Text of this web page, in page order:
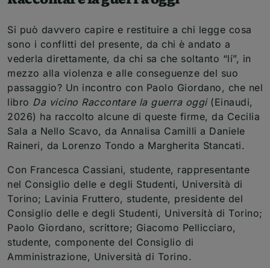
Si può davvero capire e restituire a chi legge cosa
sono i conflitti del presente, da chi è andato a
vederla direttamente, da chi sa che soltanto “lí”, in
mezzo alla violenza e alle conseguenze del suo
passaggio? Un incontro con Paolo Giordano, che nel
libro Da vicino Raccontare la guerra oggi(Einaudi,
2026) ha raccolto alcune di queste firme, da Cecilia
Sala a Nello Scavo, da Annalisa Camilli a Daniele
Raineri, da Lorenzo Tondo a Margherita Stancati.
Con Francesca Cassiani, studente, rappresentante
nel Consiglio delle e degli Studenti, Università di
Torino; Lavinia Fruttero, studente, presidente del
Consiglio delle e degli Studenti, Università di Torino;
Paolo Giordano, scrittore; Giacomo Pellicciaro,
studente, componente del Consiglio di
Amministrazione, Università di Torino.